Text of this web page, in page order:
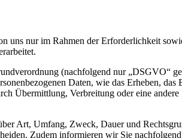
uns nur im Rahmen der Erforderlichkeit
(nachfolgend nur „DSGVO“
Daten, wie das Erheben,
Übermittlung, Verbreitung oder eine
Art, Umfang, Zweck, Dauer und
Zudem informieren wir Sie